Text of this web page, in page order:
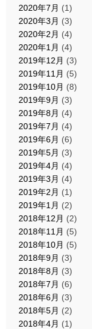
2020年7月 (1)
2020年3月 (3)
2020年2月 (4)
2020年1月 (4)
2019年12月 (3)
2019年11月 (5)
2019年10月 (8)
2019年9月 (3)
2019年8月 (4)
2019年7月 (4)
2019年6月 (6)
2019年5月 (3)
2019年4月 (4)
2019年3月 (4)
2019年2月 (1)
2019年1月 (2)
2018年12月 (2)
2018年11月 (5)
2018年10月 (5)
2018年9月 (3)
2018年8月 (3)
2018年7月 (6)
2018年6月 (3)
2018年5月 (2)
2018年4月 (1)